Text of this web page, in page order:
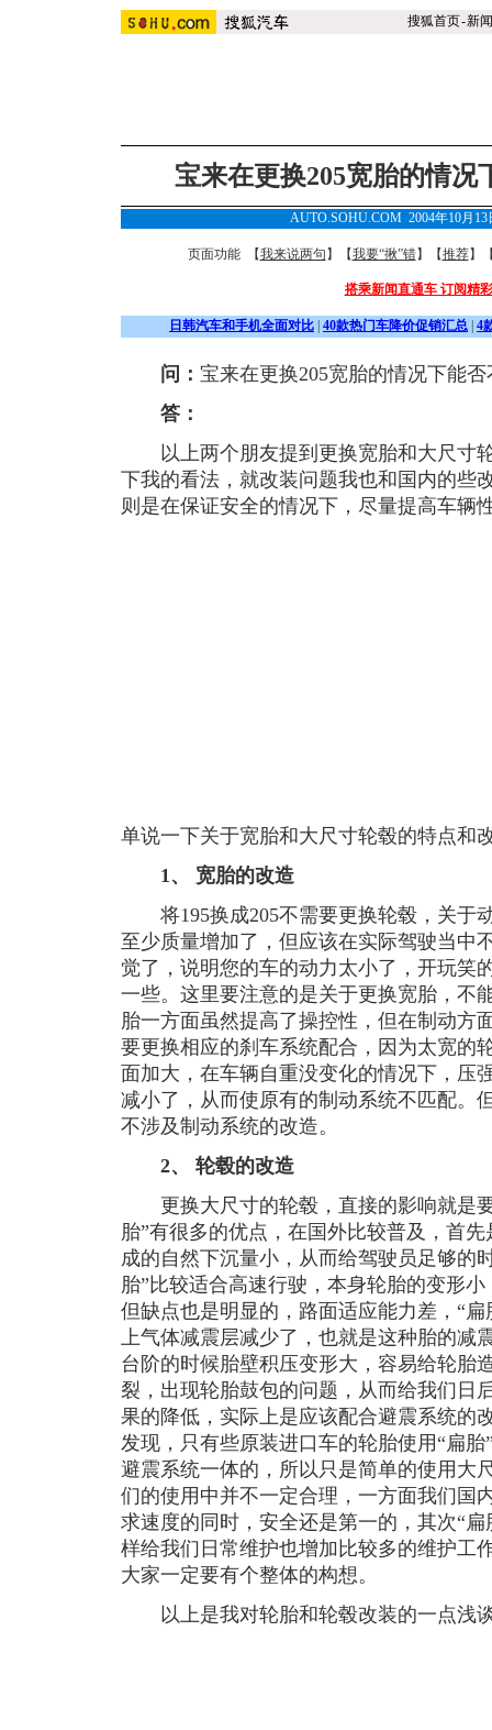
搜狐首页-新闻
宝来在更换205宽胎的情况
AUTO.SOHU.COM 2004年10月
页面功能 【我来说两句 】【我要“揪”错】【推荐】
搭乘新闻直通车 订阅精
日韩汽车和手机全面对比 40款热门车降价促销汇总 4
问： 宝来在更换205宽胎的情况下能
答：
以上两个朋友提到更换宽胎和大尺寸
下我的看法，就改装问题我也和国内的些
则是在保证安全的情况下，尽量提高车辆
单说一下关于宽胎和大尺寸轮毂的特点和
1、 宽胎的改造
将195换成205不需要更换轮毂，关于
至少质量增加了，但应该在实际驾驶当中
觉了，说明您的车的动力太小了，开玩笑
一些。这里要注意的是关于更换宽胎，不
胎一方面虽然提高了操控性，但在制动方
要更换相应的刹车系统配合，因为太宽的
面加大，在车辆自重没变化的情况下，压
减小了，从而使原有的制动系统不匹配。
不涉及制动系统的改造。
2、 轮毂的改造
更换大尺寸的轮毂，直接的影响就是要
胎”有很多的优点，在国外比较普及，首
成的自然下沉量小，从而给驾驶员足够的
胎”比较适合高速行驶，本身轮胎的变形
但缺点也是明显的，路面适应能力差，“
上气体减震层减少了，也就是这种胎的减
台阶的时候胎壁积压变形大，容易给轮胎
裂，出现轮胎鼓包的问题，从而给我们日
果的降低，实际上是应该配合避震系统的
发现，只有些原装进口车的轮胎使用“扁
避震系统一体的，所以只是简单的使用大
们的使用中并不一定合理，一方面我们国
求速度的同时，安全还是第一的，其次“
样给我们日常维护也增加比较多的维护工
大家一定要有个整体的构想。
以上是我对轮胎和轮毂改装的一点浅